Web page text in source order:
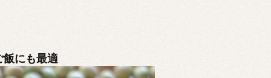
にも最適